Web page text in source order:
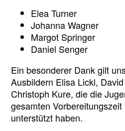
Elea Turner
Johanna Wagner
Margot Springer
Daniel Senger
Ein besonderer Dank gilt
Ausbildern Elisa Lickl,
Christoph Kure, die die
gesamten
unterstützt haben.